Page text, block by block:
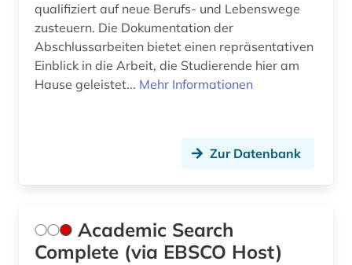
bauvergabe (2)
bauvertrag (1)
bauvorhaben (1)
bauwesen (18)
qualifiziert auf neue Berufs- und Lebenswege
zusteuern. Die Dokumentation der
Abschlussarbeiten bietet einen repräsentativen
Einblick in die Arbeit, die Studierende hier am
Hause geleistet... Mehr Informationen
Zur Datenbank
Academic Search
Complete (via EBSCO Host)